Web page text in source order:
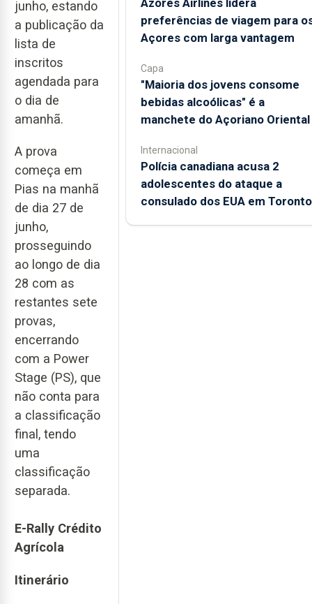
junho, estando
a publicação da
lista de
inscritos
agendada para
o dia de
amanhã.
A prova
começa em
Pias na manhã
de dia 27 de
junho,
prosseguindo
ao longo de dia
28 com as
restantes sete
provas,
encerrando
com a Power
Stage (PS), que
não conta para
a classificação
final, tendo
uma
classificação
separada.
E-Rally Crédito
Agrícola
Itinerário
preferências de viagem para
Açores com larga vantagem
Capa
"Maioria dos jovens consome
bebidas alcoólicas" é a
manchete do Açoriano Oriental
Internacional
Polícia canadiana acusa 2
adolescentes do ataque a
consulado dos EUA em Toronto